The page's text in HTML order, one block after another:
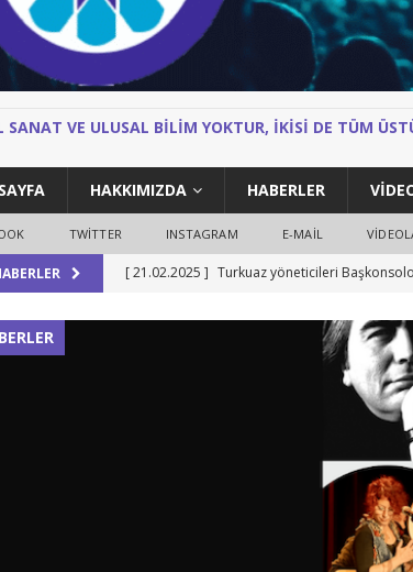
SANAT VE ULUSAL BILIM YOKTUR, IKISI DE TÜM
HAKKIMIZDA HABERLER
TWITTER INSTAGRAM E-MAIL
[ 21.02.2025 ] Turkuaz yöneticileri
Demokrasi, barış ve eşitlik için
Tulpar Events ve Turkuaz e.V.
HABERLER
Hanau ırkçı saldırısı ve